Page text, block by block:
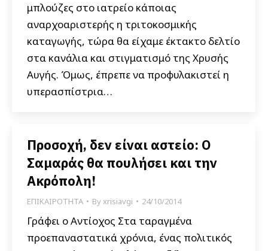
μπλούζες στο ιατρείο κάποιας
αναρχοαριστερής η τριτοκοσμικής
καταγωγής, τώρα θα είχαμε έκτακτο δελτίο
στα κανάλια και στιγματισμό της Χρυσής
Αυγής. Όμως, έπρεπε να προφυλακιστεί η
υπερασπίστρια…
Προσοχή, δεν είναι αστείο: Ο
Σαμαράς θα πουλήσει και την
Ακρόπολη!
ΕΠΙΚΑΙΡΟΤΗΤΑ Byxrisiavgi 24/10/2014
Γράφει ο Αντίοχος Στα ταραγμένα
προεπαναστατικά χρόνια, ένας πολιτικός